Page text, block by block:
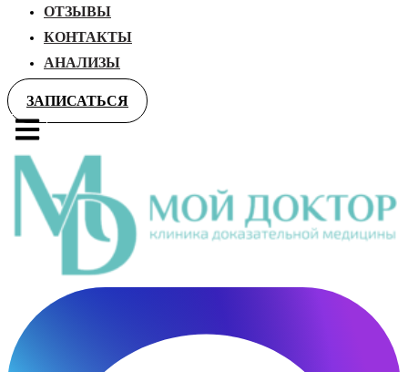
ОТЗЫВЫ
КОНТАКТЫ
АНАЛИЗЫ
ЗАПИСАТЬСЯ